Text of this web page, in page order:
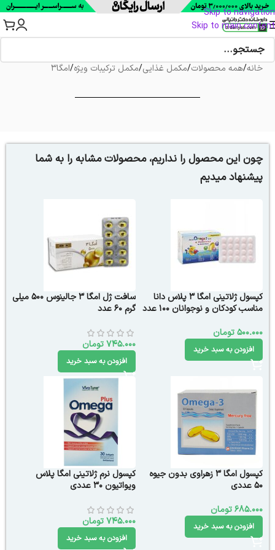
Skip to navigation
Skip to main content
خانه/همه محصولات/مکمل غذایی/مکمل ترکیبات ویژه/امگا3
چون این محصول را نداریم، محصولات مشابه را به شما
پیشنهاد میدیم
کپسول ژلاتینی امگا 3 پلاس دانا
مناسب کودکان و نوجوانان 100 عدد
500.000تومان
افزودن به سبد خرید
سافت ژل امگا 3 جالینوس 500 میلی
گرم 60 عدد
745.000تومان
افزودن به سبد خرید
کپسول امگا 3 زهراوی بدون جیوه
50 عددی
685.000تومان
افزودن به سبد خرید
کپسول نرم ژلاتینی امگا پلاس
ویواتیون 30 عددی
745.000تومان
افزودن به سبد خرید